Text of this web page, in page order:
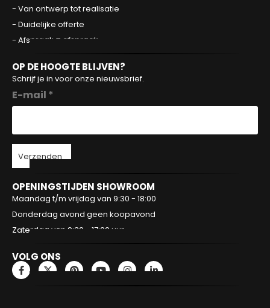
- Van ontwerp tot realisatie
- Duidelijke offerte
- Afspraak = afspraak
OP DE HOOGTE BLIJVEN?
Schrijf je in voor onze nieuwsbrief.
E-mail *
Verzenden
OPENINGSTIJDEN SHOWROOM
Maandag t/m vrijdag van 9:30 - 18:00
Donderdag avond geen koopavond
Zaterdag van 9:30 - 17:00 uur
VOLG ONS